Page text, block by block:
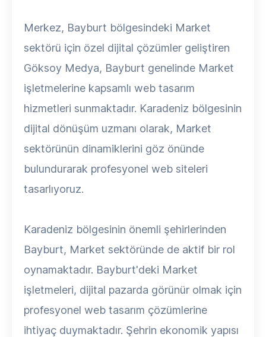
Merkez, Bayburt bölgesindeki Market
sektörü için özel dijital çözümler geliştiren
Göksoy Medya, Bayburt genelinde Market
işletmelerine kapsamlı web tasarım
hizmetleri sunmaktadır. Karadeniz bölgesinin
dijital dönüşüm uzmanı olarak, Market
sektörünün dinamiklerini göz önünde
bulundurarak profesyonel web siteleri
tasarlıyoruz.
Karadeniz bölgesinin önemli şehirlerinden
Bayburt, Market sektöründe de aktif bir rol
oynamaktadır. Bayburt'deki Market
işletmeleri, dijital pazarda görünür olmak için
profesyonel web tasarım çözümlerine
ihtiyaç duymaktadır. Şehrin ekonomik yapısı